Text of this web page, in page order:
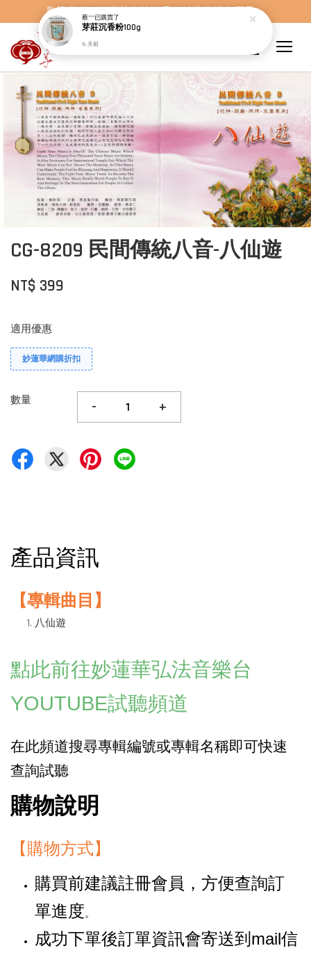
歡迎蒞臨，妙蓮華奇楠沉香，妙蓮華佛事用品。
CG-8209 民間傳統八音-八仙遊
NT$ 399
適用優惠
妙蓮華網購折扣
數量 - +
產品資訊
【專輯曲目】
八仙遊
點此前往妙蓮華弘法音樂台
YOUTUBE試聽頻道
在此頻道搜尋專輯編號或專輯名稱即可快速
查詢試聽
購物說明
【購物方式】
購買前建議註冊會員，方便查詢訂
單進度。
成功下單後訂單資訊會寄送到mail信
芽莊沉香粉100g
16 天前